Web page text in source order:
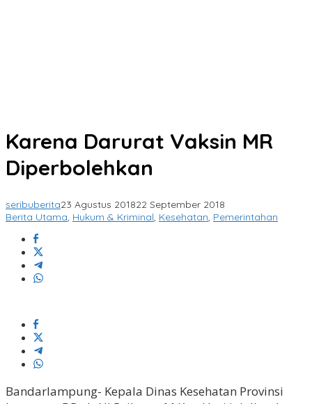
Karena Darurat Vaksin MR
Diperbolehkan
seribuberita23 Agustus 201822 September 2018
Berita Utama, Hukum & Kriminal, Kesehatan, Pemerintahan
Bandarlampung- Kepala Dinas Kesehatan Provinsi